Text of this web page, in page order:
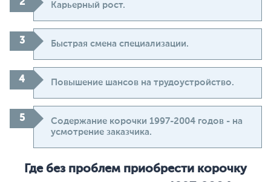
Карьерный рост.
Быстрая смена специализации.
Повышение шансов на трудоустройство.
Содержание корочки 1997-2004 годов - на
усмотрение заказчика.
Где без проблем приобрести корочку